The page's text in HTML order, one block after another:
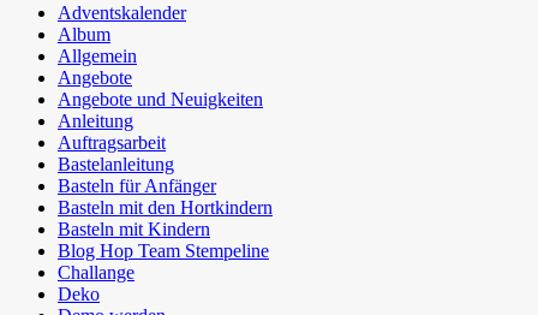
Adventskalender
Album
Allgemein
Angebote
Angebote und Neuigkeiten
Anleitung
Auftragsarbeit
Bastelanleitung
Basteln für Anfänger
Basteln mit den Hortkindern
Basteln mit Kindern
Blog Hop Team Stempeline
Challange
Deko